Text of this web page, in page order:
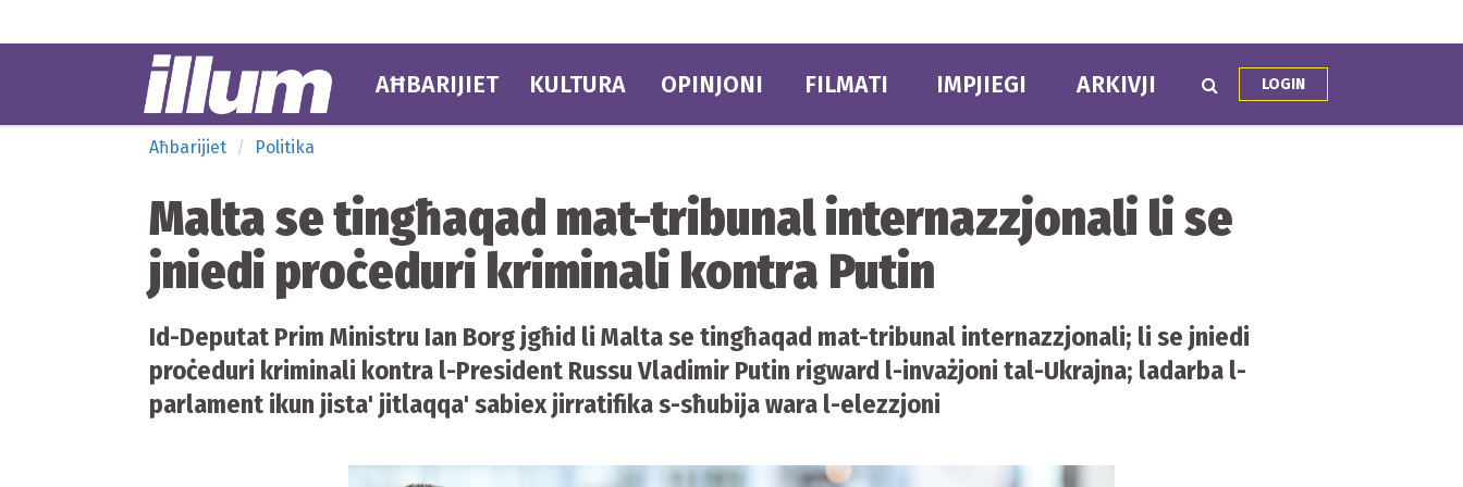
AĦBARIJIET KULTURA OPINJONI FILMATI IMPJIEGI ARKIVJI LOGIN
Aħbarijiet Politika
Malta se tingħaqad mat-tribunal internazzjonali li se
jniedi proċeduri kriminali kontra Putin
Id-Deputat Prim Ministru Ian Borg jgħid li Malta se tingħaqad mat-tribunal internazzjonali; li se jniedi
proċeduri kriminali kontra l-President Russu Vladimir Putin rigward l-invażjoni tal-Ukrajna; ladarba l-
parlament ikun jista' jitlaqqa' sabiex jirratifika s-sħubija wara l-elezzjoni